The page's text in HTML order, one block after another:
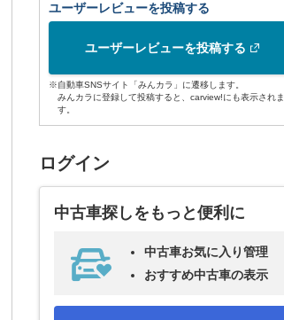
ユーザーレビューを投稿する
ユーザーレビューを投稿する
※自動車SNSサイト「みんカラ」に遷移します。
みんカラに登録して投稿すると、carview!にも表示されま
す。
ログイン
中古車探しをもっと便利に
中古車お気に入り管理
おすすめ中古車の表示